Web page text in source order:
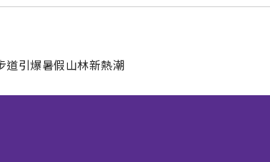
道引爆暑假山林新熱潮